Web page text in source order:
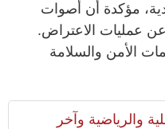
مؤكدة أن أصوات
عمليات الاعتراض.
الأمن والسلامة
والرياضية وآخر